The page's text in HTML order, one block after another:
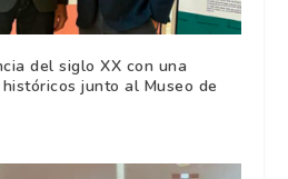
del siglo XX con una
junto al Museo de